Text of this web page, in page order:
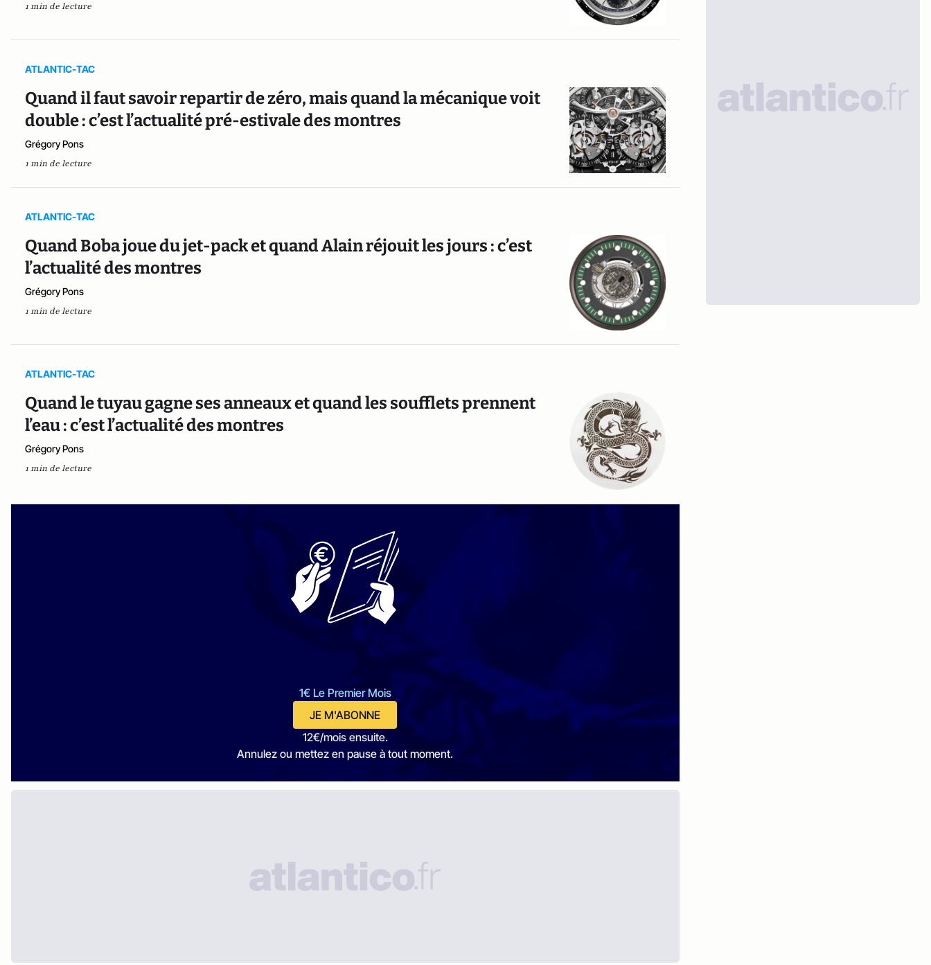
1 min de lecture
ATLANTIC-TAC
Quand il faut savoir repartir de zéro, mais quand la mécanique voit
double : c’est l’actualité pré-estivale des montres
Grégory Pons
1 min de lecture
ATLANTIC-TAC
Quand Boba joue du jet-pack et quand Alain réjouit les jours : c’est
l’actualité des montres
Grégory Pons
1 min de lecture
ATLANTIC-TAC
Quand le tuyau gagne ses anneaux et quand les soufflets prennent
l’eau : c’est l’actualité des montres
Grégory Pons
1 min de lecture
1€ Le Premier Mois
JE M'ABONNE
12€/mois ensuite.
Annulez ou mettez en pause à tout moment.